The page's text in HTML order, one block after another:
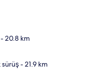
- 20.8 km
sürüş- 21.9 km